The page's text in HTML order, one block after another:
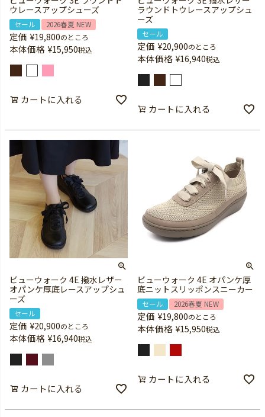
ウレースアップシューズ
セール 2026春夏 NEW
定価 ¥19,800のところ
本体価格 ¥15,950税込
カートに入れる
ラウンドトウレースアップシュ
ーズ
セール
定価 ¥20,900のところ
本体価格 ¥16,940税込
カートに入れる
ビューウォーク 4E 撥水レザー
オパンケ厚底レースアップシュ
ーズ
セール
定価 ¥20,900のところ
本体価格 ¥16,940税込
カートに入れる
ビューウォーク 4E オパンケ厚
底ニットスリッポンスニーカー
セール 2026春夏 NEW
定価 ¥19,800のところ
本体価格 ¥15,950税込
カートに入れる